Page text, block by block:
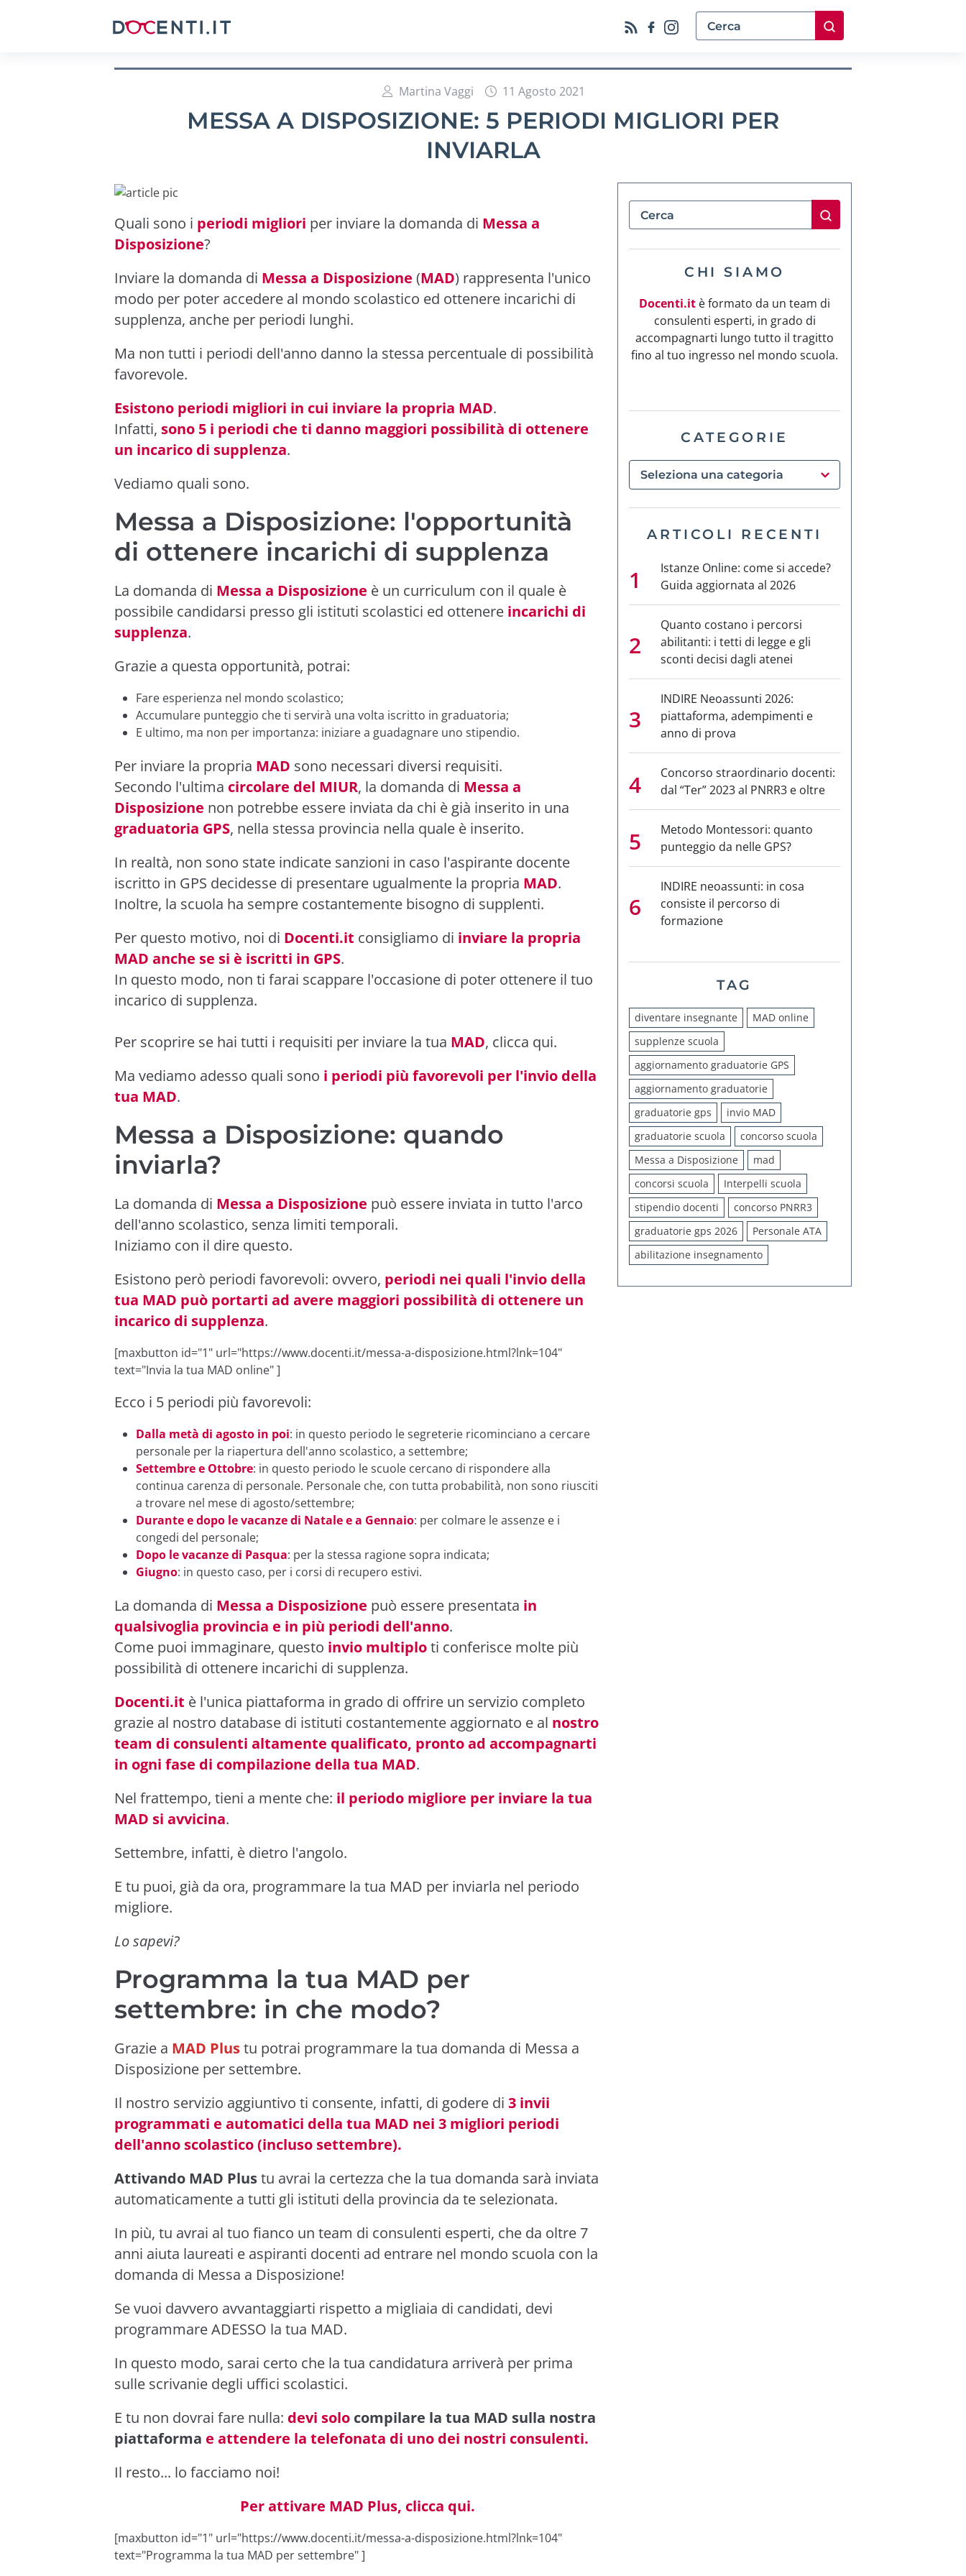
Martina Vaggi 11 Agosto 2021
MESSA A DISPOSIZIONE: 5 PERIODI MIGLIORI PER
INVIARLA
Quali sono i periodi migliori per inviare la domanda di Messa a
Disposizione?
Inviare la domanda di Messa a Disposizione (MAD) rappresenta l'unico
modo per poter accedere al mondo scolastico ed ottenere incarichi di
supplenza, anche per periodi lunghi.
Ma non tutti i periodi dell'anno danno la stessa percentuale di possibilità
favorevole.
Esistono periodi migliori in cui inviare la propria MAD.
Infatti, sono 5 i periodi che ti danno maggiori possibilità di ottenere
un incarico di supplenza.
Vediamo quali sono.
Messa a Disposizione: l'opportunità
di ottenere incarichi di supplenza
La domanda di Messa a Disposizione è un curriculum con il quale è
possibile candidarsi presso gli istituti scolastici ed ottenere incarichi di
supplenza.
Grazie a questa opportunità, potrai:
Fare esperienza nel mondo scolastico;
Accumulare punteggio che ti servirà una volta iscritto in graduatoria;
E ultimo, ma non per importanza: iniziare a guadagnare uno stipendio.
Per inviare la propria MAD sono necessari diversi requisiti.
Secondo l'ultima circolare del MIUR, la domanda di Messa a
Disposizione non potrebbe essere inviata da chi è già inserito in una
graduatoria GPS, nella stessa provincia nella quale è inserito.
In realtà, non sono state indicate sanzioni in caso l'aspirante docente
iscritto in GPS decidesse di presentare ugualmente la propria MAD.
Inoltre, la scuola ha sempre costantemente bisogno di supplenti.
Per questo motivo, noi di Docenti.it consigliamo di inviare la propria
MAD anche se si è iscritti in GPS.
In questo modo, non ti farai scappare l'occasione di poter ottenere il tuo
incarico di supplenza.
Per scoprire se hai tutti i requisiti per inviare la tua MAD, clicca qui.
Ma vediamo adesso quali sono i periodi più favorevoli per l'invio della
tua MAD.
Messa a Disposizione: quando
inviarla?
La domanda di Messa a Disposizione può essere inviata in tutto l'arco
dell'anno scolastico, senza limiti temporali.
Iniziamo con il dire questo.
Esistono però periodi favorevoli: ovvero, periodi nei quali l'invio della
tua MAD può portarti ad avere maggiori possibilità di ottenere un
incarico di supplenza.
[maxbutton id="1" url="https://www.docenti.it/messa-a-disposizione.html?lnk=104"
text="Invia la tua MAD online" ]
Ecco i 5 periodi più favorevoli:
Dalla metà di agosto in poi: in questo periodo le segreterie ricominciano a cercare
personale per la riapertura dell'anno scolastico, a settembre;
Settembre e Ottobre: in questo periodo le scuole cercano di rispondere alla
continua carenza di personale. Personale che, con tutta probabilità, non sono riusciti
a trovare nel mese di agosto/settembre;
Durante e dopo le vacanze di Natale e a Gennaio: per colmare le assenze e i
congedi del personale;
Dopo le vacanze di Pasqua: per la stessa ragione sopra indicata;
Giugno: in questo caso, per i corsi di recupero estivi.
La domanda di Messa a Disposizione può essere presentata in
qualsivoglia provincia e in più periodi dell'anno.
Come puoi immaginare, questo invio multiploti conferisce molte più
possibilità di ottenere incarichi di supplenza.
Docenti.it è l'unica piattaforma in grado di offrire un servizio completo
grazie al nostro database di istituti costantemente aggiornato e al nostro
team di consulenti altamente qualificato, pronto ad accompagnarti
in ogni fase di compilazione della tua MAD.
Nel frattempo, tieni a mente che: il periodo migliore per inviare la tua
MAD si avvicina.
Settembre, infatti, è dietro l'angolo.
E tu puoi, già da ora, programmare la tua MAD per inviarla nel periodo
migliore.
Lo sapevi?
Programma la tua MAD per
settembre: in che modo?
Grazie a MAD Plustu potrai programmare la tua domanda di Messa a
Disposizione per settembre.
Il nostro servizio aggiuntivo ti consente, infatti, di godere di 3 invii
programmati e automatici della tua MAD nei 3 migliori periodi
dell'anno scolastico (incluso settembre).
Attivando MAD Plustu avrai la certezza che la tua domanda sarà inviata
automaticamente a tutti gli istituti della provincia da te selezionata.
In più, tu avrai al tuo fianco un team di consulenti esperti, che da oltre 7
anni aiuta laureati e aspiranti docenti ad entrare nel mondo scuola con la
domanda di Messa a Disposizione!
Se vuoi davvero avvantaggiarti rispetto a migliaia di candidati, devi
programmare ADESSO la tua MAD.
In questo modo, sarai certo che la tua candidatura arriverà per prima
sulle scrivanie degli uffici scolastici.
E tu non dovrai fare nulla: devi solo compilare la tua MAD sulla nostra
piattaforma e attendere la telefonata di uno dei nostri consulenti.
Il resto... lo facciamo noi!
Per attivare MAD Plus, clicca qui.
[maxbutton id="1" url="https://www.docenti.it/messa-a-disposizione.html?lnk=104"
text="Programma la tua MAD per settembre" ]
CHI SIAMO
Docenti.it è formato da un team di
consulenti esperti, in grado di
accompagnarti lungo tutto il tragitto
fino al tuo ingresso nel mondo scuola.
CATEGORIE
ARTICOLI RECENTI
Istanze Online: come si accede?
Guida aggiornata al 2026
Quanto costano i percorsi
abilitanti: i tetti di legge e gli
sconti decisi dagli atenei
INDIRE Neoassunti 2026:
piattaforma, adempimenti e
anno di prova
Concorso straordinario docenti:
dal “Ter” 2023 al PNRR3 e oltre
Metodo Montessori: quanto
punteggio da nelle GPS?
INDIRE neoassunti: in cosa
consiste il percorso di
formazione
TAG
diventare insegnante
MAD online
supplenze scuola
aggiornamento graduatorie GPS
aggiornamento graduatorie
graduatorie gps
invio MAD
graduatorie scuola
concorso scuola
Messa a Disposizione
mad
concorsi scuola
Interpelli scuola
stipendio docenti
concorso PNRR3
graduatorie gps 2026
Personale ATA
abilitazione insegnamento